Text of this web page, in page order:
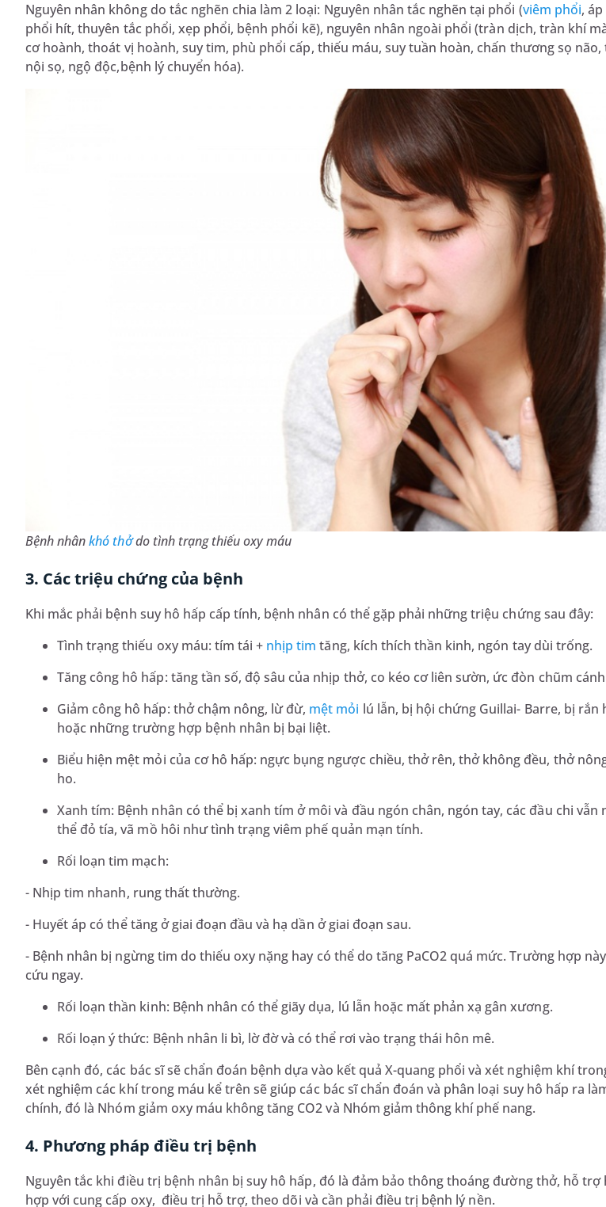
Nguyên nhân không do tắc nghẽn chia làm 2 loại: Nguyên nhân tắc nghẽn tại phổi (viêm phổi,
phổi hít, thuyên tắc phổi, xẹp phổi, bệnh phổi kẽ), nguyên nhân ngoài phổi (tràn dịch, tràn khí
cơ hoành, thoát vị hoành, suy tim, phù phổi cấp, thiếu máu, suy tuần hoàn, chấn thương sọ não,
nội sọ, ngộ độc,bệnh lý chuyển hóa).
Bệnh nhânkhó thởdo tình trạng thiếu oxy máu
3. Các triệu chứng của bệnh
Khi mắc phải bệnh suy hô hấp cấp tính, bệnh nhân có thể gặp phải những triệu chứng sau đây:
Tình trạng thiếu oxy máu: tím tái + nhịp tim tăng, kích thích thần kinh, ngón tay dùi trống.
Tăng công hô hấp: tăng tần số, độ sâu của nhịp thở, co kéo cơ liên sườn, ức đòn chũm
Giảm công hô hấp: thở chậm nông, lừ đừ, mệt mỏi lú lẫn, bị hội chứng Guillai- Barre, bị rắn
hoặc những trường hợp bệnh nhân bị bại liệt.
Biểu hiện mệt mỏi của cơ hô hấp: ngực bụng ngược chiều, thở rên, thở không đều, thở
ho.
Xanh tím: Bệnh nhân có thể bị xanh tím ở môi và đầu ngón chân, ngón tay, các đầu chi vẫn
thể đỏ tía, vã mồ hôi như tình trạng viêm phế quản mạn tính.
Rối loạn tim mạch:
- Nhịp tim nhanh, rung thất thường.
- Huyết áp có thể tăng ở giai đoạn đầu và hạ dần ở giai đoạn sau.
- Bệnh nhân bị ngừng tim do thiếu oxy nặng hay có thể do tăng PaCO2 quá mức. Trường hợp
cứu ngay.
Rối loạn thần kinh: Bệnh nhân có thể giãy dụa, lú lẫn hoặc mất phản xạ gân xương.
Rối loạn ý thức: Bệnh nhân li bì, lờ đờ và có thể rơi vào trạng thái hôn mê.
Bên cạnh đó, các bác sĩ sẽ chẩn đoán bệnh dựa vào kết quả X-quang phổi và xét nghiệm khí
xét nghiệm các khí trong máu kể trên sẽ giúp các bác sĩ chẩn đoán và phân loại suy hô hấp ra
chính, đó là Nhóm giảm oxy máu không tăng CO2 và Nhóm giảm thông khí phế nang.
4. Phương pháp điều trị bệnh
Nguyên tắc khi điều trị bệnh nhân bị suy hô hấp, đó là đảm bảo thông thoáng đường thở, hỗ trợ
hợp với cung cấp oxy, điều trị hỗ trợ, theo dõi và cần phải điều trị bệnh lý nền.